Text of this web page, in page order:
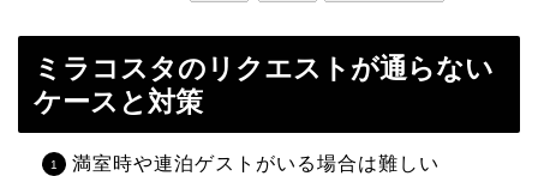
ミラコスタのリクエストが通らない
ケースと対策
満室時や連泊ゲストがいる場合は難しい